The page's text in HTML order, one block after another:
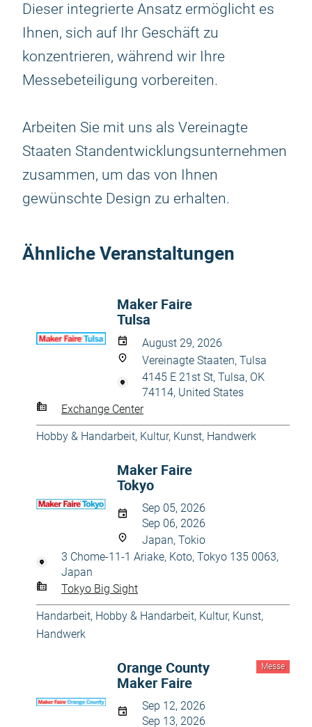
Dieser integrierte Ansatz ermöglicht es
Ihnen, sich auf Ihr Geschäft zu
konzentrieren, während wir Ihre
Messebeteiligung vorbereiten.
Arbeiten Sie mit uns als Vereinagte
Staaten Standentwicklungsunternehmen
zusammen, um das von Ihnen
gewünschte Design zu erhalten.
Ähnliche Veranstaltungen
Maker Faire
Tulsa
August 29, 2026
Vereinagte Staaten, Tulsa
4145 E 21st St, Tulsa, OK
74114, United States
Exchange Center
Hobby & Handarbeit, Kultur, Kunst, Handwerk
Maker Faire
Tokyo
Sep 05, 2026
Sep 06, 2026
Japan, Tokio
3 Chome-11-1 Ariake, Koto, Tokyo 135 0063,
Japan
Tokyo Big Sight
Handarbeit, Hobby & Handarbeit, Kultur, Kunst,
Handwerk
Messe
Orange County
Maker Faire
Sep 12, 2026
Sep 13, 2026